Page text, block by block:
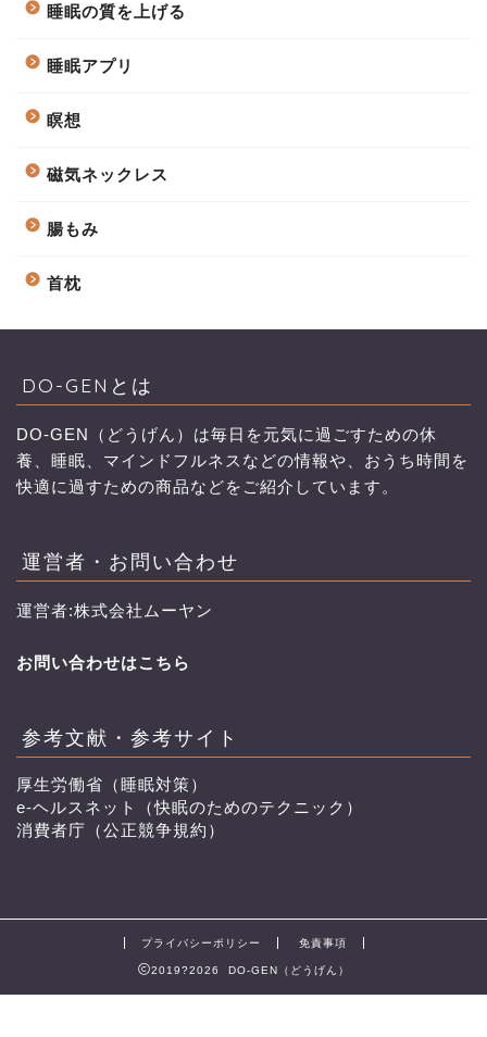
睡眠の質を上げる
睡眠アプリ
瞑想
磁気ネックレス
腸もみ
首枕
DO-GENとは
DO-GEN（どうげん）は毎日を元気に過ごすための休
養、睡眠、マインドフルネスなどの情報や、おうち時間を
快適に過すための商品などをご紹介しています。
運営者・お問い合わせ
運営者:株式会社ムーヤン
お問い合わせはこちら
参考文献・参考サイト
厚生労働省（睡眠対策）
e-ヘルスネット（快眠のためのテクニック）
消費者庁（公正競争規約）
プライバシーポリシー 免責事項
2019?2026 DO-GEN（どうげん）